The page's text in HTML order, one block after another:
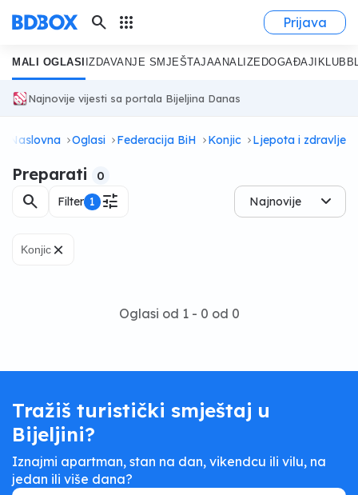
search apps Prijava
MALI OGLASI IZDAVANJE SMJEŠTAJAANALIZE DOGAĐAJI KLUB
Najnovije vijesti sa portala Bijeljina Danas
Naslovna Oglasi Federacija BiH Konjic Ljepota i zdravlje
Preparati 0
search Filter 1 tune Najnovije
Konjic×
Oglasi od 1 - 0 od 0
Tražiš turistički smještaj u
Bijeljini?
Iznajmi apartman, stan na dan, vikendcu ili vilu, na
jedan ili više dana?